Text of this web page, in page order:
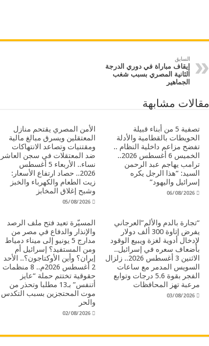
السابق
إيقاف مباراة في دوري الدرجة
الثانية المصري بسبب شغب
الجماهير
مقالات مشابهة
تصفية 5 من أبناء قبيلة
الحويطات بالقطامية والأدلة
تفضح مزاعم داخلية النظام ..
الخميس 6 أغسطس 2026..
ترامب يهاجم عبد الرحمن
السيد: “هذا الرجل يكره
إسرائيل واليهود”
06/08/2026
الأمن المصري يقتحم منازل
المعتقلين ويسرق مبالغ مالية
ومقتنيات وتصاعد الانتهاكات
ضد المعتقلات في سجن العاشر
نساء.. الأربعاء 5 أغسطس
2026.. حصاد ارتفاع الأسعار:
زيت الطعام والكهرباء والخبز
وشبح إغلاق المخابز
05/08/2026
“تجارة بالدم والألم”العرجاني
يفرض إتاوة 300 ألف دولار
لإدخال أدوية لغزة ويبيع الوقود
بأضعاف سعره في إسرائيل..
الاثنين 3 أغسطس 2026.. زلزال
السويس المدمر مع ساعات
الفجر بقوة 5.6 درجات وتوابع
مرعبة تهز المحافظات
03/08/2026
المسيّرة تعيد فتح ملف الرصد
والإنذار والدفاع في مصر من
مدارج 5 يونيو إلى ميناء دمياط
ومن المستفيد؟ إسرائيل أم
إيران؟ وأين الأوكتاجون؟.. الأحد
2 أغسطس 2026م.. 8 منظمات
حقوقية تختتم حملة “عايز
أتنفس” بـ13 مطلبا وتحذر من
موت المحتجزين بسبب التكدس
والحر
02/08/2026